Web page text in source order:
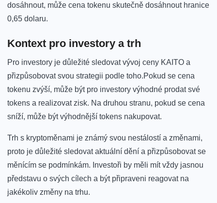
dosáhnout, může cena tokenu skutečně dosáhnout hranice
0,65⁢ dolaru.
Kontext pro investory a trh
Pro⁢ investory ​je důležité sledovat vývoj ceny KAITO a
přizpůsobovat svou ⁤strategii⁣ podle toho.Pokud ‍se cena
tokenu zvýší, může být pro investory výhodné prodat⁣ své
tokens a realizovat zisk. Na druhou ​stranu, pokud se cena
sníží, může být výhodnější tokens nakupovat.
Trh s kryptoměnami ‌je známý svou nestálostí a změnami,
proto je důležité sledovat aktuální dění a přizpůsobovat se
měnícím se podmínkám. Investoři by měli mít vždy⁢ jasnou
představu o svých cílech a být připraveni reagovat na⁢
jakékoliv změny na trhu.